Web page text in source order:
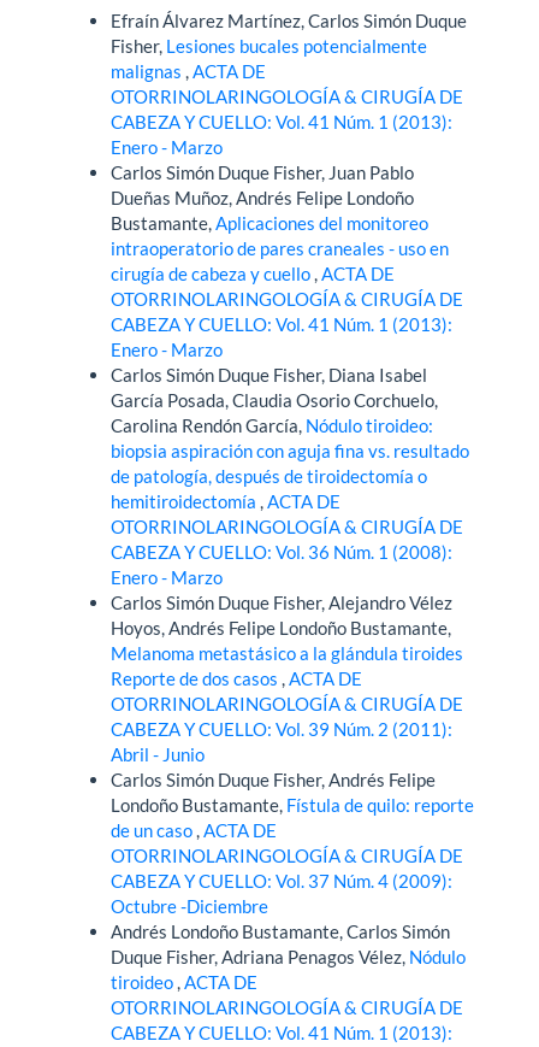
Efraín Álvarez Martínez, Carlos Simón Duque
Fisher, Lesiones bucales potencialmente
malignas,ACTA DE
OTORRINOLARINGOLOGÍA & CIRUGÍA DE
CABEZA Y CUELLO: Vol. 41 Núm. 1 (2013):
Enero - Marzo
Carlos Simón Duque Fisher, Juan Pablo
Dueñas Muñoz, Andrés Felipe Londoño
Bustamante,Aplicaciones del monitoreo
intraoperatorio de pares craneales - uso en
cirugía de cabeza y cuello,ACTA DE
OTORRINOLARINGOLOGÍA & CIRUGÍA DE
CABEZA Y CUELLO: Vol. 41 Núm. 1 (2013):
Enero - Marzo
Carlos Simón Duque Fisher, Diana Isabel
García Posada, Claudia Osorio Corchuelo,
Carolina Rendón García, Nódulo tiroideo:
biopsia aspiración con aguja fina vs. resultado
de patología, después de tiroidectomía o
hemitiroidectomía,ACTA DE
OTORRINOLARINGOLOGÍA & CIRUGÍA DE
CABEZA Y CUELLO: Vol. 36 Núm. 1 (2008):
Enero - Marzo
Carlos Simón Duque Fisher, Alejandro Vélez
Hoyos, Andrés Felipe Londoño Bustamante,
Melanoma metastásico a la glándula tiroides
Reporte de dos casos,ACTA DE
OTORRINOLARINGOLOGÍA & CIRUGÍA DE
CABEZA Y CUELLO: Vol. 39 Núm. 2 (2011):
Abril - Junio
Carlos Simón Duque Fisher, Andrés Felipe
Londoño Bustamante, Fístula de quilo: reporte
de un caso,ACTA DE
OTORRINOLARINGOLOGÍA & CIRUGÍA DE
CABEZA Y CUELLO: Vol. 37 Núm. 4 (2009):
Octubre -Diciembre
Andrés Londoño Bustamante, Carlos Simón
Duque Fisher, Adriana Penagos Vélez, Nódulo
tiroideo,ACTA DE
OTORRINOLARINGOLOGÍA & CIRUGÍA DE
CABEZA Y CUELLO: Vol. 41 Núm. 1 (2013):